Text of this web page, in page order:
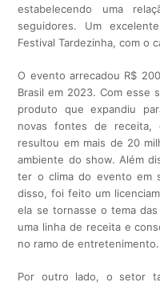
estabelecendo uma
seguidores. Um
Festival Tardezinha, com o
O evento arrecadou R$
Brasil em 2023. Com esse
produto que expandiu
novas fontes de receita,
resultou em mais de 20
ambiente do show. Além
ter o clima do evento em
disso, foi feito um
ela se tornasse o tema
uma linha de receita e
no ramo de entretenimento.
Por outro lado, o setor